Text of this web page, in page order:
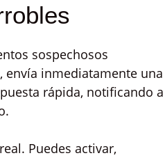
sospechosos
envía inmediatamente una
rápida, notificando a
Puedes activar,